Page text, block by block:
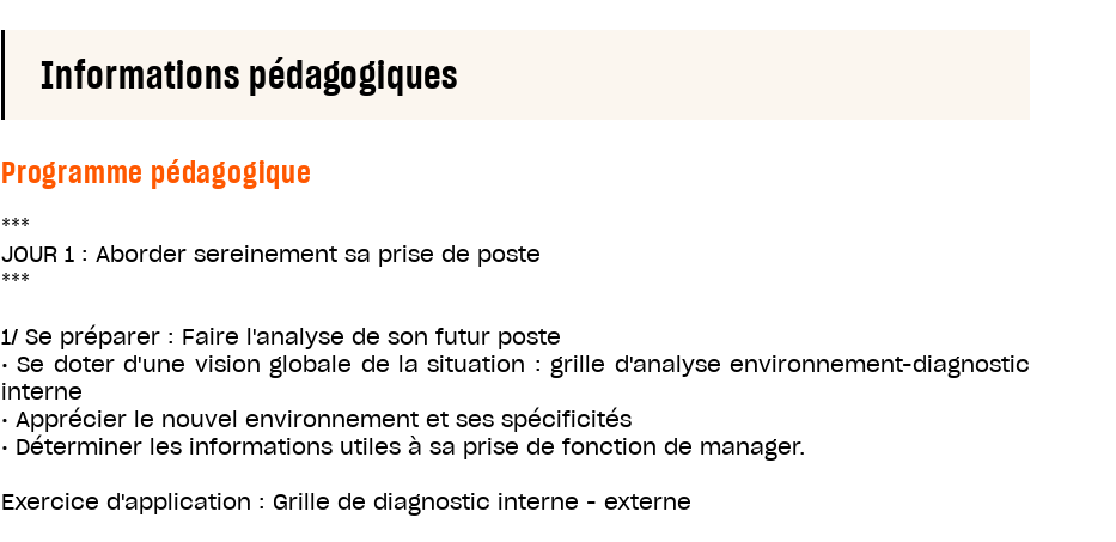
Informations pédagogiques
Programme pédagogique
***
JOUR 1 : Aborder sereinement sa prise de poste
***
1/ Se préparer : Faire l'analyse de son futur poste
• Se doter d'une vision globale de la situation : grille d'analyse environnement-diagnostic
interne
• Apprécier le nouvel environnement et ses spécificités
• Déterminer les informations utiles à sa prise de fonction de manager.
Exercice d'application : Grille de diagnostic interne - externe